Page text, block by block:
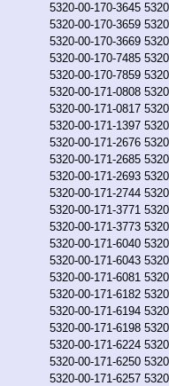
5320-00-170-3645
5320-00-170-3659
5320-00-170-3669
5320-00-170-7485
5320-00-170-7859
5320-00-171-0808
5320-00-171-0817
5320-00-171-1397
5320-00-171-2676
5320-00-171-2685
5320-00-171-2693
5320-00-171-2744
5320-00-171-3771
5320-00-171-3773
5320-00-171-6040
5320-00-171-6043
5320-00-171-6081
5320-00-171-6182
5320-00-171-6194
5320-00-171-6198
5320-00-171-6224
5320-00-171-6250
5320-00-171-6257